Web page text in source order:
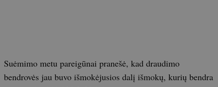
Suėmimo metu pareigūnai pranešė, kad draudimo
bendrovės jau buvo išmokėjusios dalį išmokų, kurių bendra